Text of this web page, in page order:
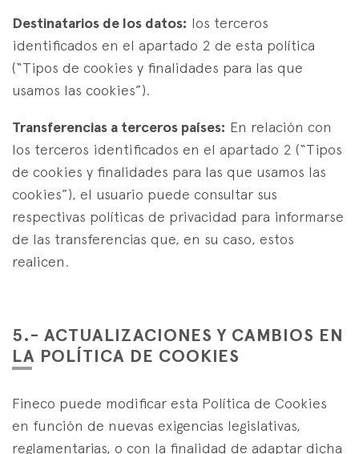
Destinatarios de los datos: los terceros
identificados en el apartado 2 de esta política
(“Tipos de cookies y finalidades para las que
usamos las cookies”).
Transferencias a terceros países: En relación con
los terceros identificados en el apartado 2 (“Tipos
de cookies y finalidades para las que usamos las
cookies”), el usuario puede consultar sus
respectivas políticas de privacidad para informarse
de las transferencias que, en su caso, estos
realicen.
5.- ACTUALIZACIONES Y CAMBIOS EN
LA POLÍTICA DE COOKIES
Fineco puede modificar esta Política de Cookies
en función de nuevas exigencias legislativas,
reglamentarias, o con la finalidad de adaptar dicha